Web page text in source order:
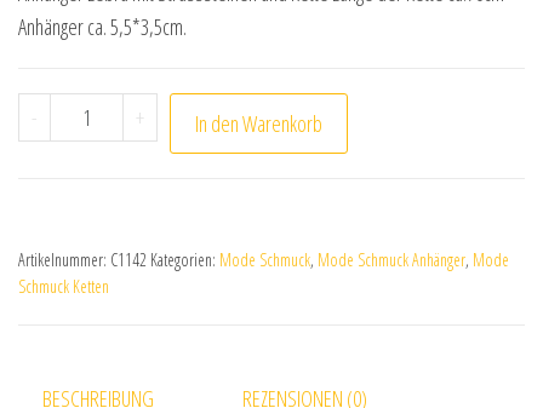
Anhänger ca. 5,5*3,5cm.
- Anhänger Zebra mit Strasssteinen und Kette Menge
+ In den Warenkorb
Artikelnummer: C1142 Kategorien: Mode Schmuck, Mode Schmuck Anhänger, Mode
Schmuck Ketten
BESCHREIBUNG REZENSIONEN (0)